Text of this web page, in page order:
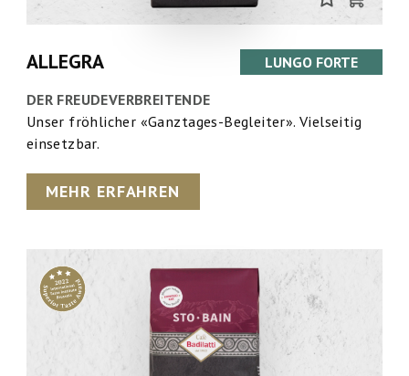
ALLEGRA LUNGO FORTE
DER FREUDEVERBREITENDE
Unser fröhlicher «Ganztages-Begleiter». Vielseitig
einsetzbar.
MEHR ERFAHREN